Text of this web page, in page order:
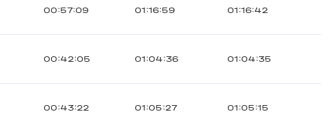
00:57:09 01:16:59 01:16:42
00:42:05 01:04:36 01:04:35
00:43:22 01:05:27 01:05:15